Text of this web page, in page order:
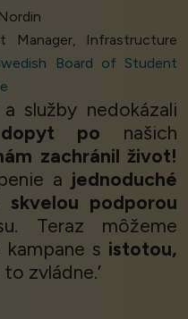
Manager, Infrastructure
Board of Student
služby nedokázali
po našich
zachránil život!
a jednoduché
skvelou podporou
Teraz môžeme
s istotou,
zvládne.’